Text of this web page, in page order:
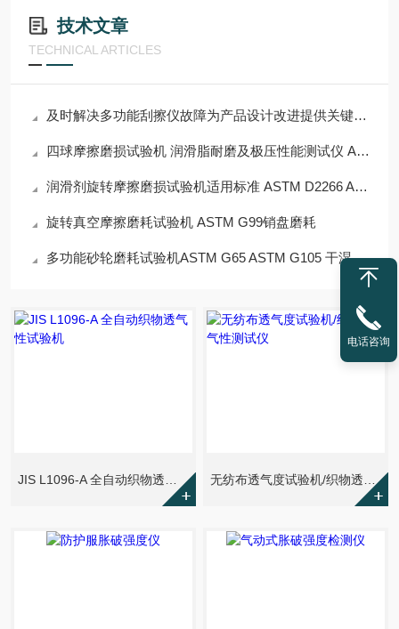
技术文章
TECHNICAL ARTICLES
及时解决多功能刮擦仪故障为产品设计改进提供关键数据
四球摩擦磨损试验机 润滑脂耐磨及极压性能测试仪 ASTM D5183四球法
润滑剂旋转摩擦磨损试验机适用标准 ASTM D2266 ASTM D2783 ASTM D4172
旋转真空摩擦磨耗试验机 ASTM G99销盘磨耗
多功能砂轮磨耗试验机ASTM G65 ASTM G105 干湿砂橡胶轮磨耗测试
JIS L1096-A 全自动织物透气性试验机 无纺布透气度试验机/织物透气性测试仪
电话咨询